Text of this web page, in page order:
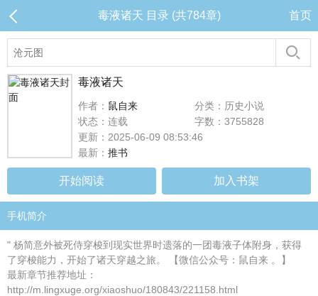
毒液诸天 目录 (共784章) 首页
毒液诸天
作者： 鼠自来
分类：历史小说
状态：连载
字数：3755828
更新：2025-06-09 08:53:46
最新： 推书
开始阅读 加入书架
手机简介
" 杨简意外被死侍穿梭到现实世界时遗落的一团毒液子体附身，获得
了穿梭能力，开始了诸天穿越之旅。 【微信公众号：鼠自来 。】
最新章节推荐地址：
http://m.lingxuge.org/xiaoshuo/180843/221158.html